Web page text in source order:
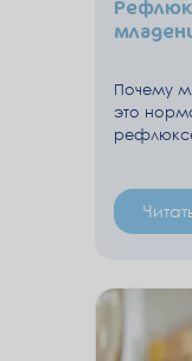
Почему
это